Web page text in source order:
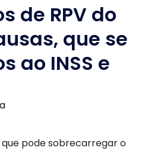
de RPV do
que se
ao INSS e
que pode sobrecarregar o